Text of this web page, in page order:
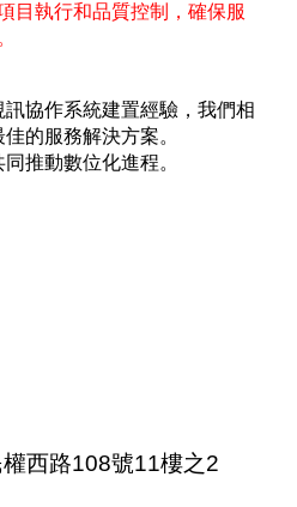
目執行和品質控制，確保服
協作系統建置經驗，我們相
的服務解決方案。
推動數位化進程。
西路108號11樓之2